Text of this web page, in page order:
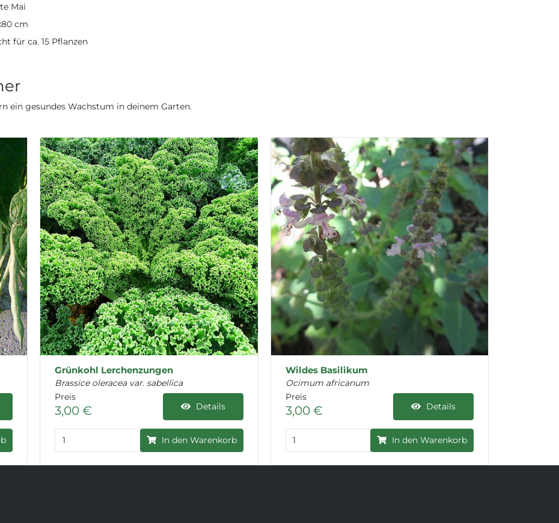
Mai
cm
für ca. 15 Pflanzen
ein gesundes Wachstum in deinem Garten.
Grünkohl Lerchenzungen
Brassice oleracea var. sabellica
Preis
3,00 € Details
In den Warenkorb
Wildes Basilikum
Ocimum africanum
Preis
3,00 € Details
In den Warenkorb